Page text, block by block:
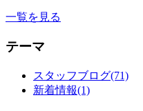
一覧を見る
テーマ
スタッフブログ(71)
新着情報(1)